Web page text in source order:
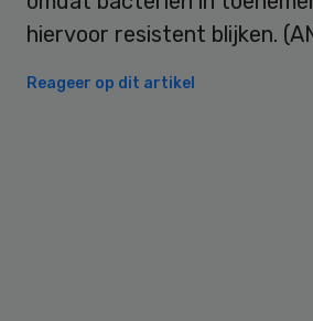
hiervoor resistent blijken.
Reageer op dit artikel